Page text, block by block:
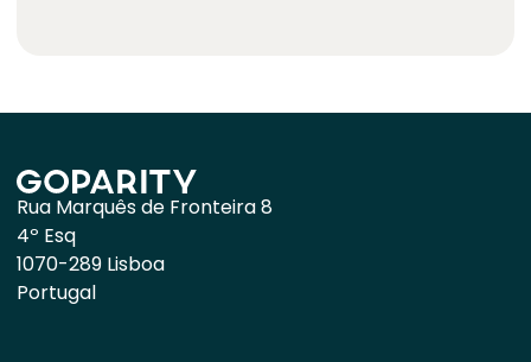
Rua Marquês de Fronteira 8
4º Esq
1070-289 Lisboa
Portugal